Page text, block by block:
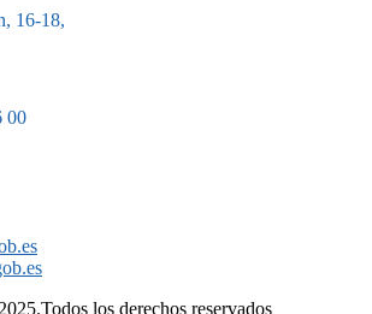
16-18,
00
los derechos reservados